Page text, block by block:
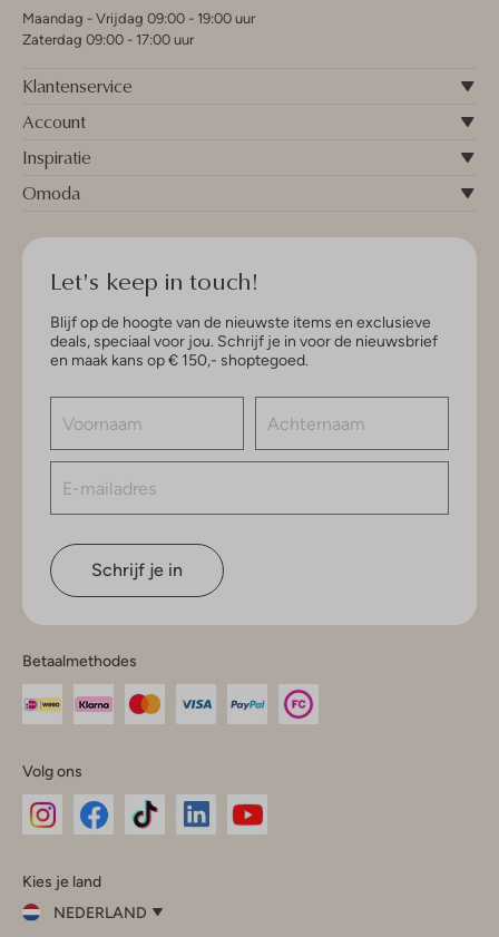
Maandag - Vrijdag 09:00 - 19:00 uur
Zaterdag 09:00 - 17:00 uur
Klantenservice
Account
Inspiratie
Omoda
Let's keep in touch!
Blijf op de hoogte van de nieuwste items en exclusieve
deals, speciaal voor jou. Schrijf je in voor de nieuwsbrief
en maak kans op € 150,- shoptegoed.
Schrijf je in
Betaalmethodes
Volg ons
InstagramFacebook
Kies je land
NEDERLAND